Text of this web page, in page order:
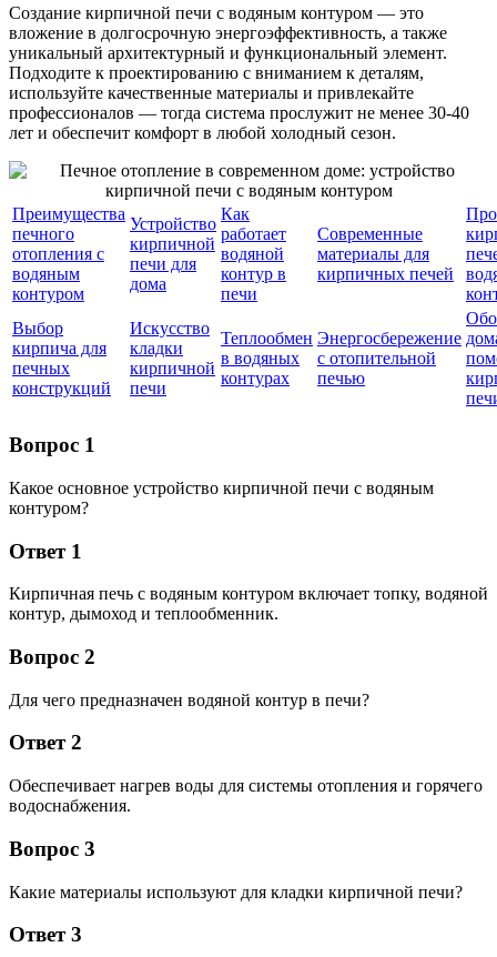
Создание кирпичной печи с водяным контуром — это
вложение в долгосрочную энергоэффективность, а также
уникальный архитектурный и функциональный элемент.
Подходите к проектированию с вниманием к деталям,
используйте качественные материалы и привлекайте
профессионалов — тогда система прослужит не менее 30-40
лет и обеспечит комфорт в любой холодный сезон.
Преимущества
печного
отопления с
водяным
контуром
Устройство
кирпичной
печи для
дома
Как
работает
водяной
контур в
печи
Современные
материалы для
кирпичных печей
Выбор
кирпича для
печных
конструкций
Искусство
кладки
кирпичной
печи
Теплообмен
в водяных
контурах
Энергосбережение
с отопительной
печью
Вопрос 1
Какое основное устройство кирпичной печи с водяным
контуром?
Ответ 1
Кирпичная печь с водяным контуром включает топку, водяной
контур, дымоход и теплообменник.
Вопрос 2
Для чего предназначен водяной контур в печи?
Ответ 2
Обеспечивает нагрев воды для системы отопления и горячего
водоснабжения.
Вопрос 3
Какие материалы используют для кладки кирпичной печи?
Ответ 3